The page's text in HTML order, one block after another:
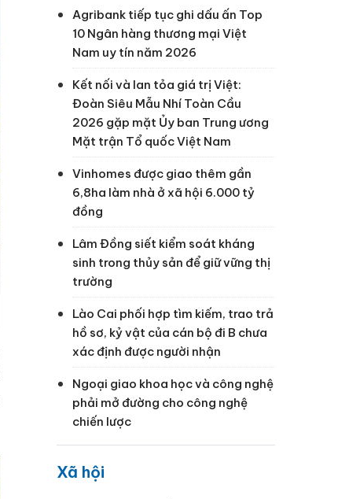
Agribank tiếp tục ghi dấu ấn Top
10 Ngân hàng thương mại Việt
Nam uy tín năm 2026
Kết nối và lan tỏa giá trị Việt:
Đoàn Siêu Mẫu Nhí Toàn Cầu
2026 gặp mặt Ủy ban Trung ương
Mặt trận Tổ quốc Việt Nam
Vinhomes được giao thêm gần
6,8ha làm nhà ở xã hội 6.000 tỷ
đồng
Lâm Đồng siết kiểm soát kháng
sinh trong thủy sản để giữ vững thị
trường
Lào Cai phối hợp tìm kiếm, trao trả
hồ sơ, kỷ vật của cán bộ đi B chưa
xác định được người nhận
Ngoại giao khoa học và công nghệ
phải mở đường cho công nghệ
chiến lược
Xã hội